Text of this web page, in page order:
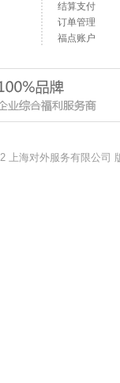
结算支付
订单管理
福点账户
上海对外服务有限公司